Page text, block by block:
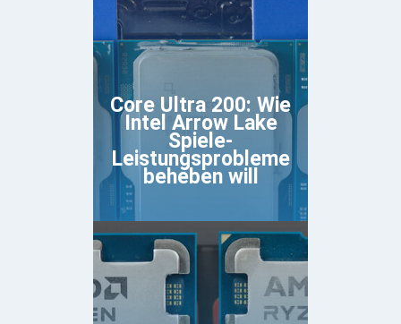
Core Ultra 200: Wie
Intel Arrow Lake
Spiele-
Leistungsprobleme
beheben will